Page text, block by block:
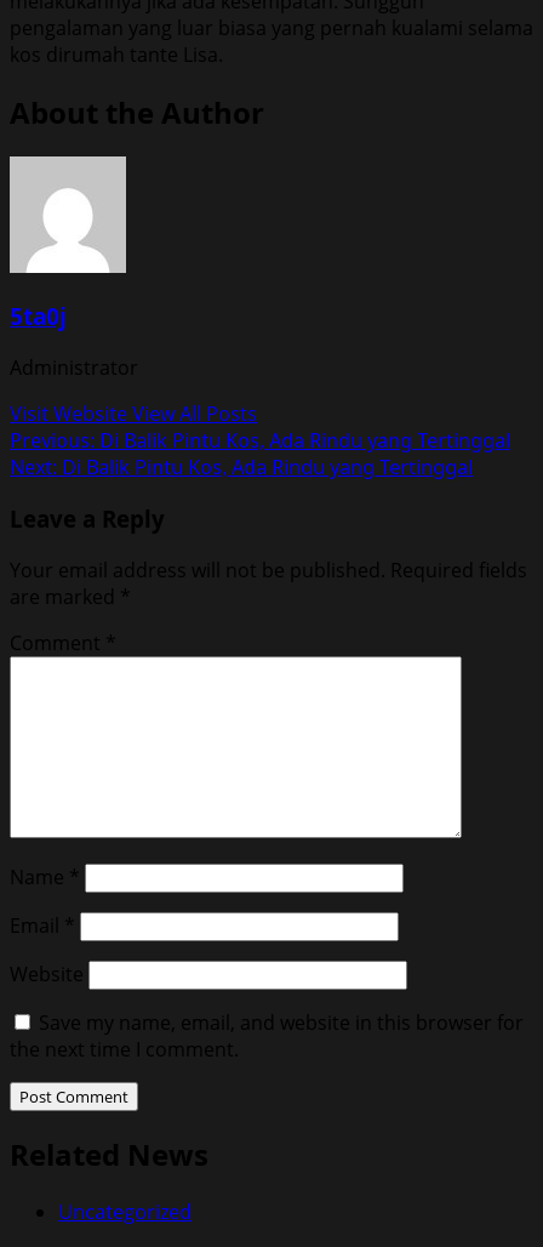
pengalaman yang luar biasa yang pernah kualami selama
kos dirumah tante Lisa.
About the Author
5ta0j
Administrator
Visit WebsiteView All Posts
Post
navigation
Previous: Di Balik Pintu Kos, Ada Rindu yang Tertinggal
Next: Di Balik Pintu Kos, Ada Rindu yang Tertinggal
Leave a Reply
Your email address will not be published. Required fields
are marked *
Comment *
Name *
Email
*
Website
Save my name, email, and website in this browser for
the next time I comment.
Related News
Uncategorized